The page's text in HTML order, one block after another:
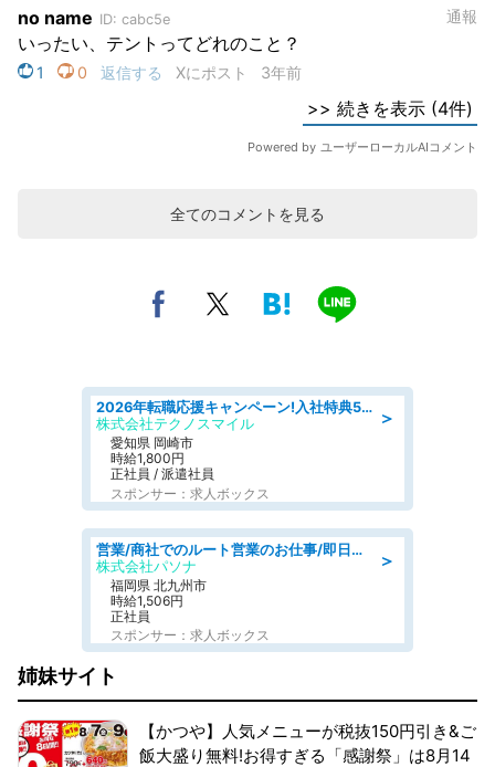
全てのコメントを見る
＞
2026年転職応援キャンペーン!入社特典58万円/デンソーで働こう!自動車工場で小型部品の検査業務 denso aichi
株式会社テクノスマイル
愛知県 岡崎市
時給1,800円
正社員 / 派遣社員
スポンサー：求人ボックス
＞
営業/商社でのルート営業のお仕事/即日勤務可/車通勤可/営業
株式会社パソナ
福岡県 北九州市
時給1,506円
正社員
スポンサー：求人ボックス
姉妹サイト
【かつや】人気メニューが税抜150円引き&ご
飯大盛り無料!お得すぎる「感謝祭」は8月14